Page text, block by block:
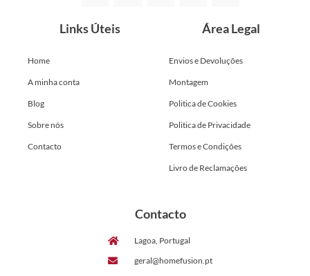
Links Úteis
Home
A minha conta
Blog
Sobre nós
Contacto
Área Legal
Envios e Devoluções
Montagem
Politica de Cookies
Politica de Privacidade
Termos e Condições
Livro de Reclamações
Contacto
Lagoa, Portugal
geral@homefusion.pt